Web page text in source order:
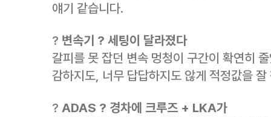
얘기 같습니다.
? 변속기 ? 세팅이 달라졌다
갈피를 못 잡던 변속 멍청이 구간이 확연히
감하지도, 너무 답답하지도 않게 적정값을 잘
? ADAS ? 경차에 크루즈 + LKA가